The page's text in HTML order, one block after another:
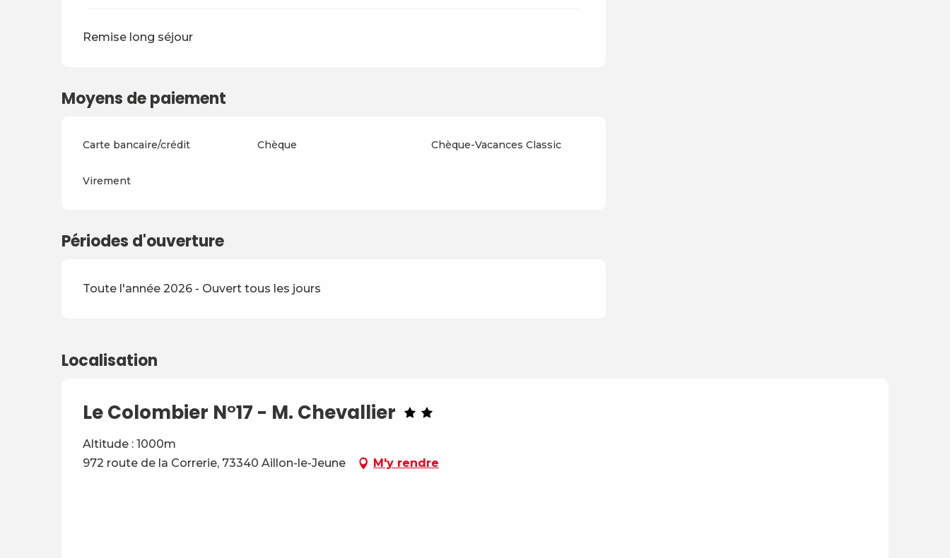
Du3 juillet 2027au28 août 2027
29 août 2027
Remise long séjour
Moyens de paiement
Carte bancaire/crédit Chèque Chèque-Vacances Classic
Virement
Périodes d'ouverture
Toute l'année 2026 - Ouvert tous les jours
Localisation
Le Colombier N°17 - M. Chevallier
Altitude : 1000m
972 route de la Correrie, 73340 Aillon-le-Jeune
M'y rendre